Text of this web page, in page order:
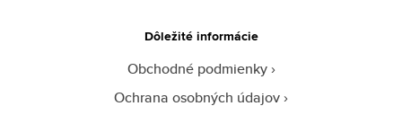
Dôležité informácie
Obchodné podmienky
Ochrana osobných údajov